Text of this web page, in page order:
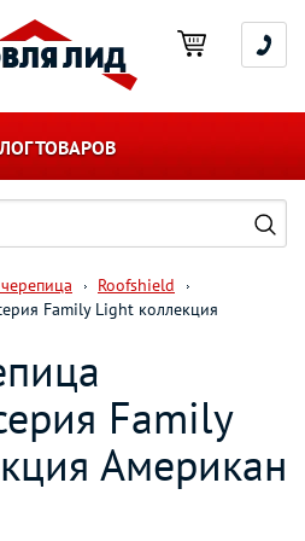
ТОВАРОВ
Roofshield
Family Light коллекция
Family
Американ